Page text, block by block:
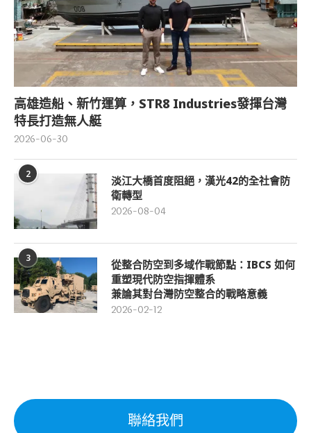
高雄造船、新竹運算，STR8 Industries發揮台灣
特長打造無人艇
2026-06-30
2
淡江大橋首度阻絕，漢光42的全社會防
衛轉型
2026-08-04
3
從整合防空到多域作戰節點：IBCS 如何
重塑現代防空指揮體系
兼論其對台灣防空整合的戰略意義
2026-02-12
聯絡我們